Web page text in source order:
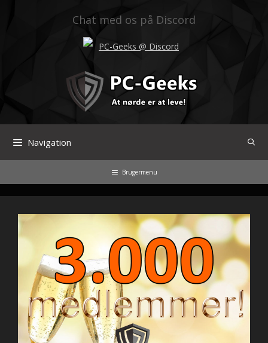
Chat med os på Discord
PC-Geeks @ Discord
Navigation
Brugermenu